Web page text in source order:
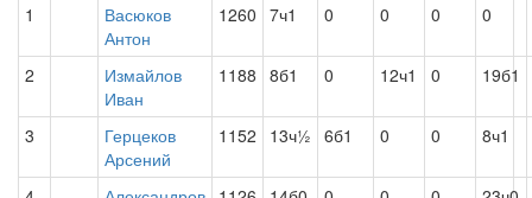
1
Васюков
Антон
1260 7ч1 0 0 0 0
2
Измайлов
Иван
1188 8б1 0 12ч1 0 19б1
3
Герцеков
Арсений
1152 13ч½ 6б1 0 0 8ч1